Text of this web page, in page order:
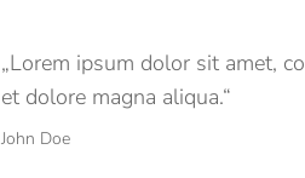
„Lorem ipsum dolor sit amet,
et dolore magna aliqua.“
John Doe